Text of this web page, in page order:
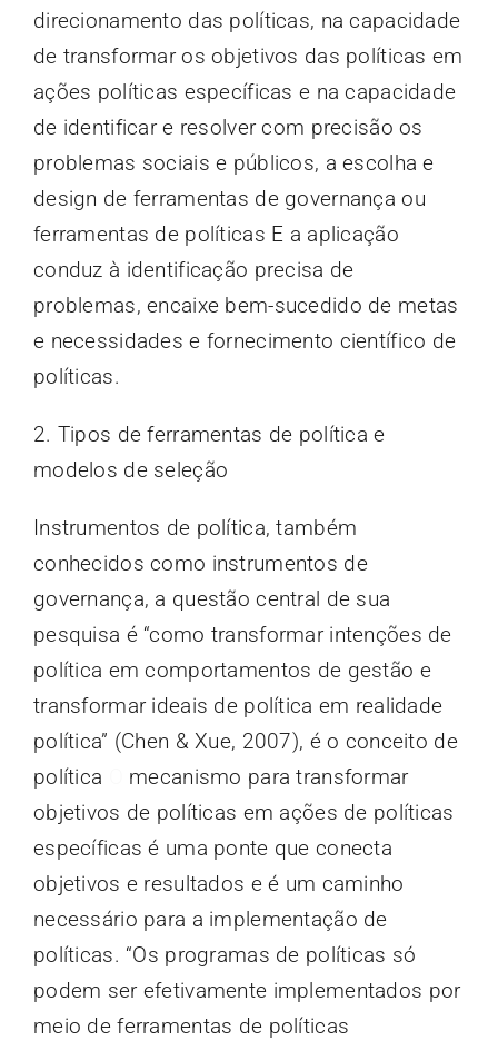
direcionamento das políticas, na capacidade
de transformar os objetivos das políticas em
ações políticas específicas e na capacidade
de identificar e resolver com precisão os
problemas sociais e públicos, a escolha e
design de ferramentas de governança ou
ferramentas de políticas E a aplicação
conduz à identificação precisa de
problemas, encaixe bem-sucedido de metas
e necessidades e fornecimento científico de
políticas.
2. Tipos de ferramentas de política e
modelos de seleção
Instrumentos de política, também
conhecidos como instrumentos de
governança, a questão central de sua
pesquisa é “como transformar intenções de
política em comportamentos de gestão e
transformar ideais de política em realidade
política” (Chen & Xue, 2007), é o conceito de
política
mecanismo para transformar
objetivos de políticas em ações de políticas
específicas é uma ponte que conecta
objetivos e resultados e é um caminho
necessário para a implementação de
políticas. “Os programas de políticas só
podem ser efetivamente implementados por
meio de ferramentas de políticas